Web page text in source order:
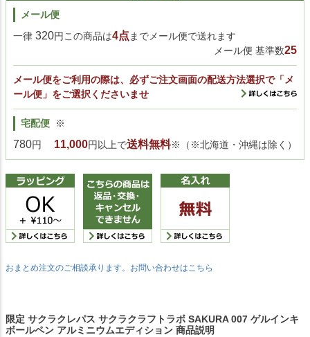
メール便
一律 320円この商品は4点 までメール便で送れます
メール便 基準数25
メール便をご利用の際は、必ずご注文画面の配送方法選択で「メ
ール便」をご選択くださいませ
宅配便
780円
※
11,000円以上で送料無料※（※北海道・沖縄は除く）
おまとめ注文のご相談承ります。お問い合わせはこちら
限定 サクラクレパス サクラクラフトラボ SAKURA 007 ゲルインキ
ボールペン アルミニウムエディション 商品説明